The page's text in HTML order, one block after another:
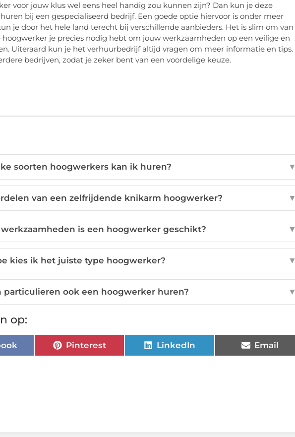
voor jouw klus wel eens heel handig zou kunnen zijn? Dan kun je deze
bij een gespecialiseerd bedrijf. Een goede optie hiervoor is onder meer
je door het hele land terecht bij verschillende aanbieders. Het is slim om van
je precies nodig hebt om jouw werkzaamheden op een veilige en
Uiteraard kun je het verhuurbedrijf altijd vragen om meer informatie en tips.
bedrijven, zodat je zeker bent van een voordelige keuze.
soorten hoogwerkers kan ik huren? ▼
van een zelfrijdende knikarm hoogwerker? ▼
is een hoogwerker geschikt? ▼
kies ik het juiste type hoogwerker? ▼
particulieren ook een hoogwerker huren? ▼
op:
Pinterest LinkedIn Email